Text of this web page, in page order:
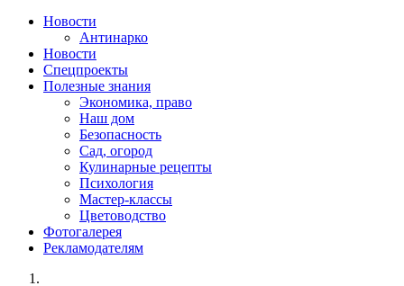
Новости
Антинарко
Новости
Спецпроекты
Полезные знания
Экономика, право
Наш дом
Безопасность
Сад, огород
Кулинарные рецепты
Психология
Мастер-классы
Цветоводство
Фотогалерея
Рекламодателям